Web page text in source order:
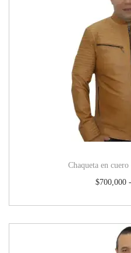
Chaqueta en
$700,000 -